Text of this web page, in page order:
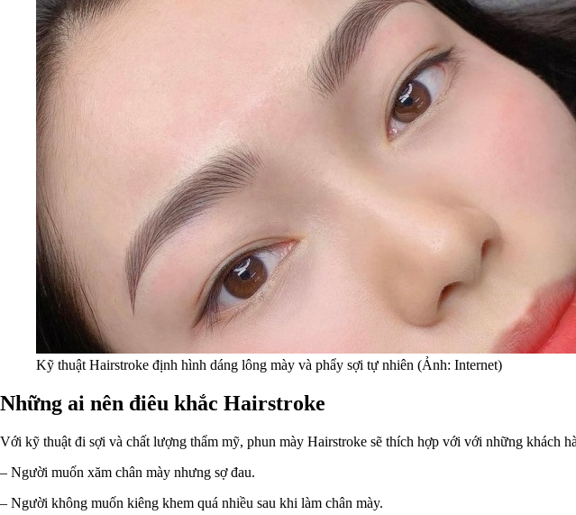
Kỹ thuật Hairstroke định hình dáng lông mày và phẩy sợi tự nhiên (Ảnh: Internet)
Những ai nên điêu khắc Hairstroke
Với kỹ thuật đi sợi và chất lượng thẩm mỹ, phun mày Hairstroke sẽ thích hợp với với những khách
– Người muốn xăm chân mày nhưng sợ đau.
– Người không muốn kiêng khem quá nhiều sau khi làm chân mày.